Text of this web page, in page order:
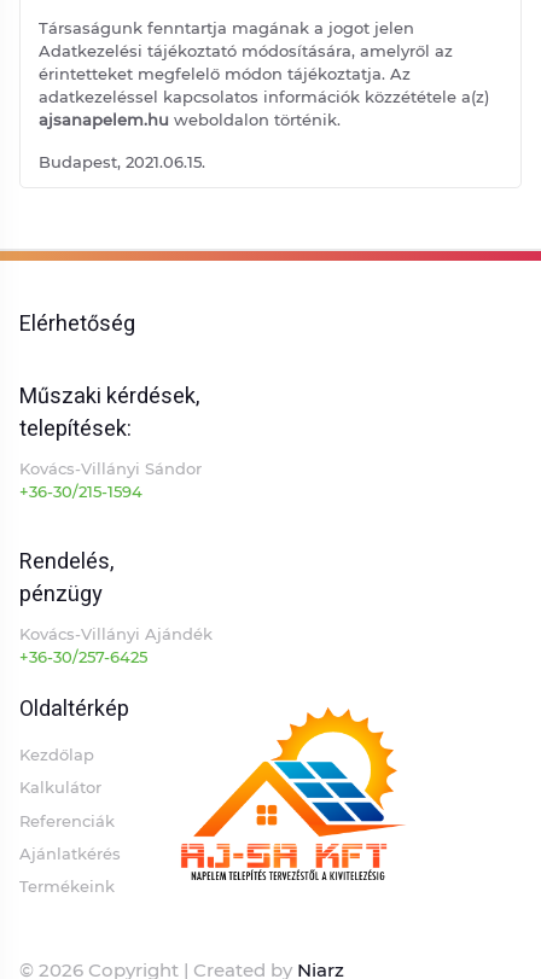
Társaságunk fenntartja magának a jogot jelen
Adatkezelési tájékoztató módosítására, amelyről az
érintetteket megfelelő módon tájékoztatja. Az
adatkezeléssel kapcsolatos információk közzététele a(z)
ajsanapelem.hu weboldalon történik.
Budapest, 2021.06.15.
Elérhetőség
Műszaki kérdések,
telepítések:
Kovács-Villányi Sándor
+36-30/215-1594
Rendelés,
pénzügy
Kovács-Villányi Ajándék
+36-30/257-6425
Oldaltérkép
Kezdőlap
Kalkulátor
Referenciák
Ajánlatkérés
Termékeink
© 2026 Copyright | Created by Niarz